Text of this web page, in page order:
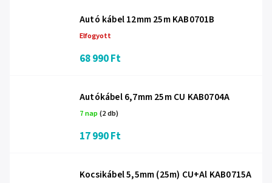
Autó kábel 12mm 25m KAB0701B
Elfogyott
68 990 Ft
Autókábel 6,7mm 25m CU KAB0704A
7 nap(2 db)
17 990 Ft
Kocsikábel 5,5mm (25m) CU+Al KAB0715A